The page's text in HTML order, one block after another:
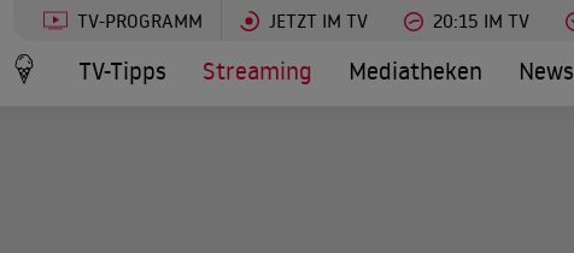
TV-PROGRAMM JETZT IM TV 20:15 IM TV
TV-Tipps Streaming Mediatheken News